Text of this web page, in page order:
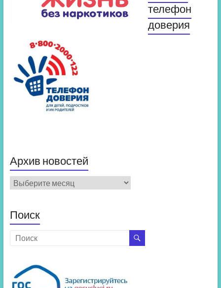
телефон
доверия
Архив новостей
Архив
новостей
Поиск